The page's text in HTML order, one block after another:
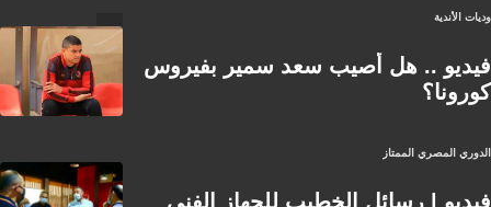
وديات الأندية
فيديو .. هل أصيب سعد سمير بفيروس
كورونا؟
الدوري المصري الممتاز
فيديو | رسائل الخطيب للجهاز الفني